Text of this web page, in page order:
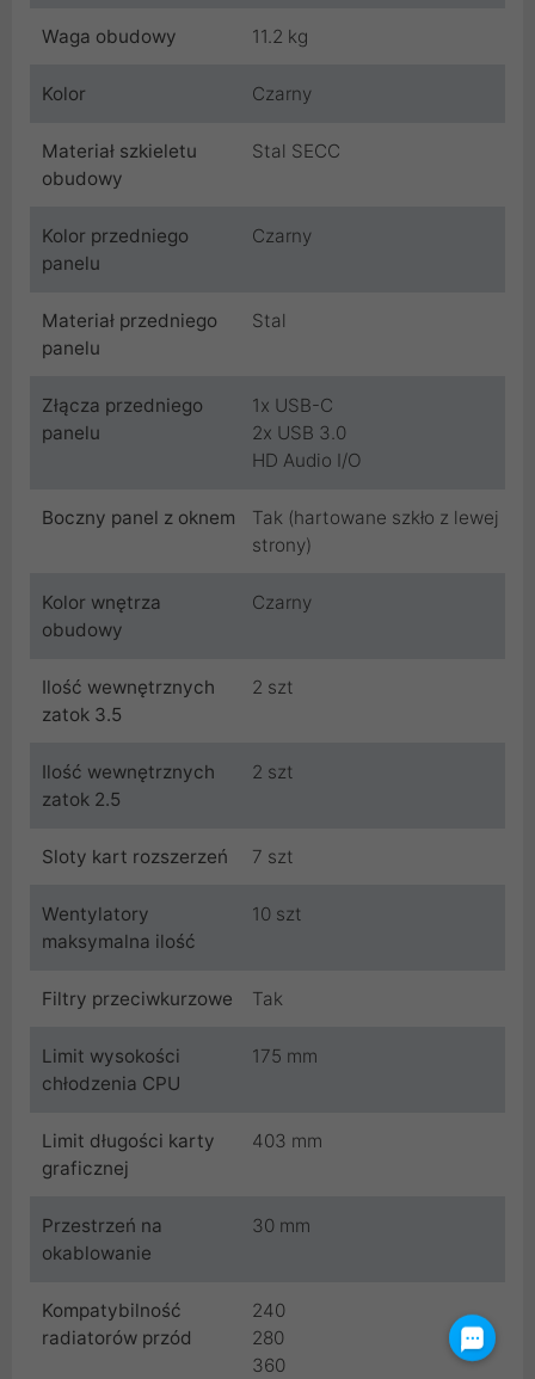
Waga obudowy 11.2 kg
Kolor Czarny
Materiał szkieletu
obudowy
Stal SECC
Kolor przedniego
panelu
Czarny
Materiał przedniego
panelu
Stal
Złącza przedniego
panelu
1x USB-C
2x USB 3.0
HD Audio I/O
Boczny panel z oknem
Tak (hartowane szkło z lewej
strony)
Kolor wnętrza
obudowy
Czarny
Ilość wewnętrznych
zatok 3.5
2 szt
Ilość wewnętrznych
zatok 2.5
2 szt
Sloty kart rozszerzeń 7 szt
Wentylatory
maksymalna ilość
10 szt
Filtry przeciwkurzowe Tak
Limit wysokości
chłodzenia CPU
175 mm
Limit długości karty
graficznej
403 mm
Przestrzeń na
okablowanie
30 mm
Kompatybilność
radiatorów przód
240
280
360